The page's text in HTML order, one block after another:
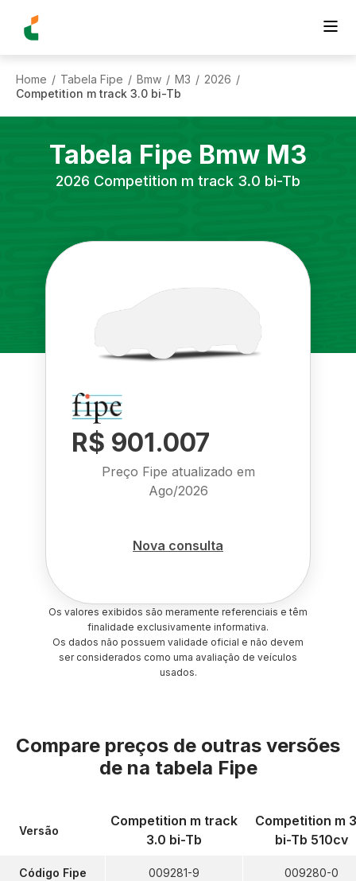
Home / Tabela Fipe / Bmw / M3 / 2026 /
Competition m track 3.0 bi-Tb
Tabela Fipe Bmw M3
2026 Competition m track 3.0 bi-Tb
R$ 901.007
Preço Fipe atualizado em
Ago/2026
Nova consulta
Os valores exibidos são meramente referenciais e têm
finalidade exclusivamente informativa.
Os dados não possuem validade oficial e não devem
ser considerados como uma avaliação de veículos
usados.
Compare preços de outras versões
de na tabela Fipe
Versão
Código Fipe
Competition m track
3.0 bi-Tb
009281-9
Competition m
bi-Tb 510cv
009280-0